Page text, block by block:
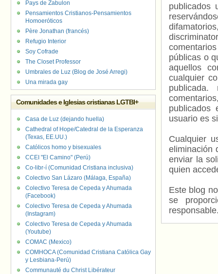
publicados
públicas o
aquellos
cualquier
usuario es
Cualquier
eliminación
enviar la
quien
Este blog
se
Pays de Zabulon
Pensamientos Cristianos-Pensamientos
Homoeróticos
Père Jonathan (francés)
Refugio Interior
Soy Cofrade
The Closet Professor
Umbrales de Luz (Blog de José Arregi)
Una mirada gay
Comunidades e Iglesias cristianas LGTBI+
Casa de Luz (dejando huella)
Cathedral of Hope/Catedral de la Esperanza
(Texas, EE.UU.)
Católicos homo y bisexuales
CCEI "El Camino" (Perú)
Co-libr-í (Comunidad Cristiana inclusiva)
Colectivo San Lázaro (Málaga, España)
Colectivo Teresa de Cepeda y Ahumada
(Facebook)
Colectivo Teresa de Cepeda y Ahumada
(Instagram)
Colectivo Teresa de Cepeda y Ahumada
(Youtube)
COMAC (Mexico)
COMHOCA (Comunidad Cristiana Católica Gay
y Lesbiana-Perú)
Communauté du Christ Libérateur